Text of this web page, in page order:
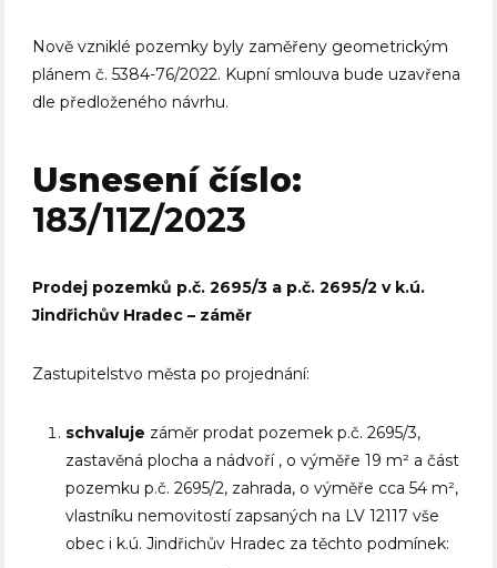
Nově vzniklé pozemky byly zaměřeny geometrickým
plánem č. 5384-76/2022. Kupní smlouva bude uzavřena
dle předloženého návrhu.
Usnesení číslo:
183/11Z/2023
Prodej pozemků p.č. 2695/3 a p.č. 2695/2 v k.ú.
Jindřichův Hradec – záměr
Zastupitelstvo města po projednání:
schvaluje záměr prodat pozemek p.č. 2695/3,
zastavěná plocha a nádvoří , o výměře 19 m² a část
pozemku p.č. 2695/2, zahrada, o výměře cca 54 m²,
vlastníku nemovitostí zapsaných na LV 12117 vše
obec i k.ú. Jindřichův Hradec za těchto podmínek: